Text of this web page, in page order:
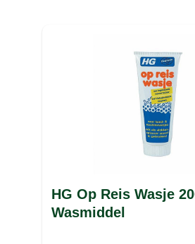
HG Op Reis Wasje
Wasmiddel